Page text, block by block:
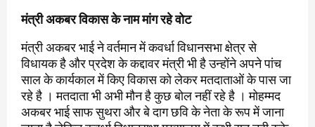
मंत्री अकबर विकास के नाम मांग रहे वोट
मंत्री अकबर भाई ने वर्तमान में कवर्धा विधानसभा क्षेत्र से
विधायक है और प्रदेश के कद्दावर मंत्री भी है उन्होंने अपने पांच
साल के कार्यकाल में किए विकास को लेकर मतदाताओं के पास जा
रहे है । मतदाता भी अभी मौन है कुछ बोल नहीं रहे है । मोहम्मद
अकबर भाई साफ सुथरा और बे दाग छवि के नेता के रूप में जाना